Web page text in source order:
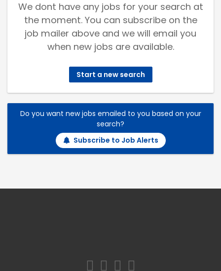
We dont have any jobs for your search at
the moment. You can subscribe on the
job mailer above and we will email you
when new jobs are available.
Start a new search
Do you want new jobs emailed to you based on your
search?
Subscribe to Job Alerts